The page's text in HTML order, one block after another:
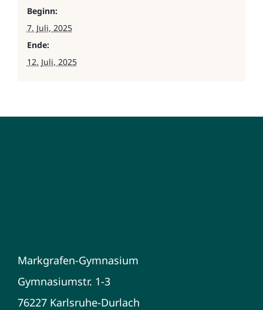
Beginn:
7. Juli, 2025
Ende:
12. Juli, 2025
Markgrafen-Gymnasium
Gymnasiumstr. 1-3
76227 Karlsruhe-Durlach